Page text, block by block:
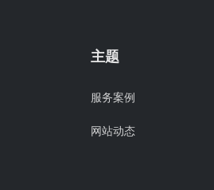
主题
服务案例
网站动态